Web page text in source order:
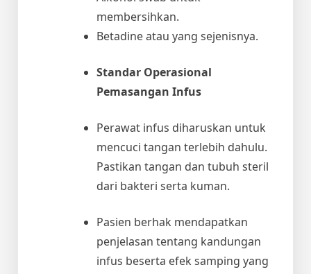
membersihkan.
Betadine atau yang sejenisnya.
Standar Operasional
Pemasangan Infus
Perawat infus diharuskan untuk
mencuci tangan terlebih dahulu.
Pastikan tangan dan tubuh steril
dari bakteri serta kuman.
Pasien berhak mendapatkan
penjelasan tentang kandungan
infus beserta efek samping yang